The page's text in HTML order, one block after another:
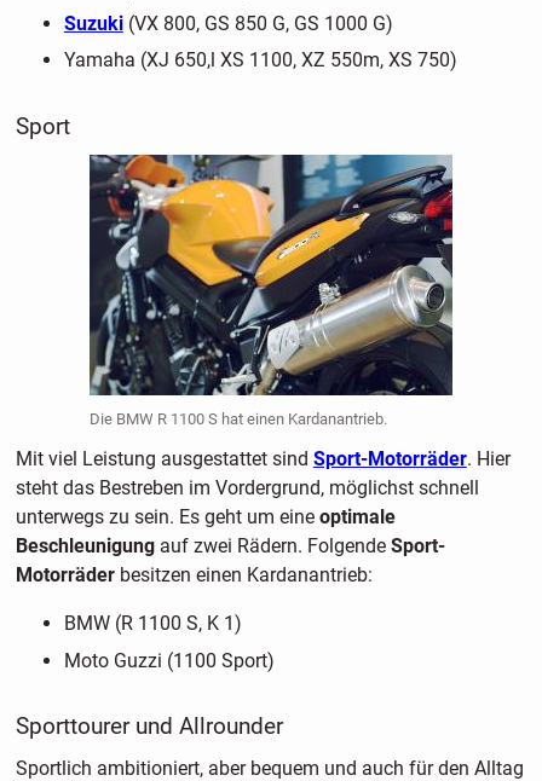
Suzuki(VX 800, GS 850 G, GS 1000 G)
Yamaha (XJ 650,l XS 1100, XZ 550m, XS 750)
Sport
Die BMW R 1100 S hat einen Kardanantrieb.
Mit viel Leistung ausgestattet sind Sport-Motorräder. Hier
steht das Bestreben im Vordergrund, möglichst schnell
unterwegs zu sein. Es geht um eine optimale
Beschleunigungauf zwei Rädern. Folgende Sport-
Motorräderbesitzen einen Kardanantrieb:
BMW (R 1100 S, K 1)
Moto Guzzi (1100 Sport)
Sporttourer und Allrounder
Sportlich ambitioniert, aber bequem und auch für den Alltag